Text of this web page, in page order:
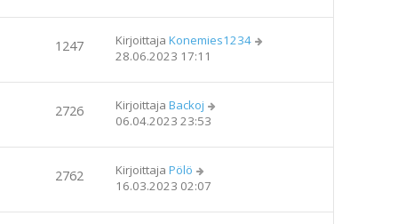
1247 Kirjoittaja Konemies1234
28.06.2023 17:11
2726 Kirjoittaja Backoj
06.04.2023 23:53
2762 Kirjoittaja Pölö
16.03.2023 02:07